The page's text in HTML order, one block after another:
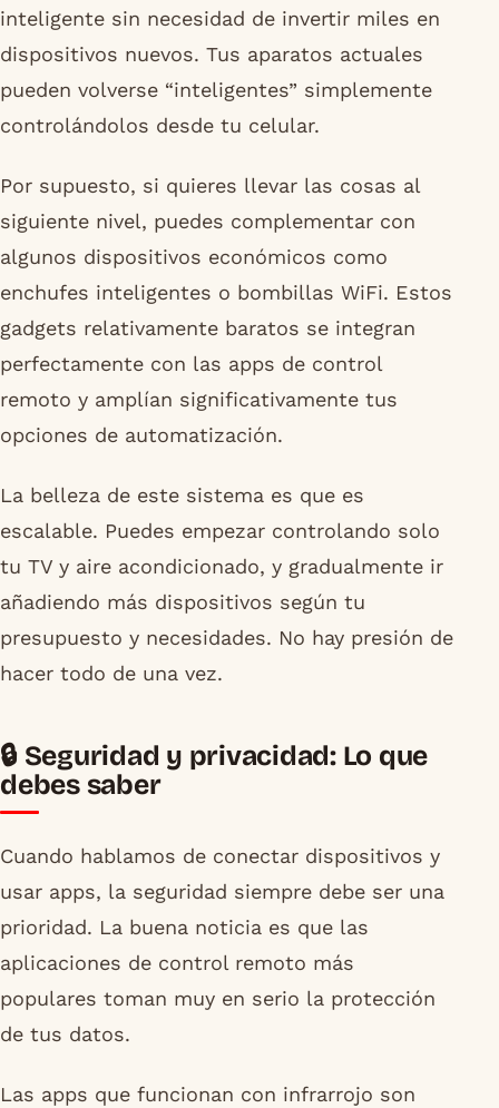
inteligente sin necesidad de invertir miles en
dispositivos nuevos. Tus aparatos actuales
pueden volverse “inteligentes” simplemente
controlándolos desde tu celular.
Por supuesto, si quieres llevar las cosas al
siguiente nivel, puedes complementar con
algunos dispositivos económicos como
enchufes inteligentes o bombillas WiFi. Estos
gadgets relativamente baratos se integran
perfectamente con las apps de control
remoto y amplían significativamente tus
opciones de automatización.
La belleza de este sistema es que es
escalable. Puedes empezar controlando solo
tu TV y aire acondicionado, y gradualmente ir
añadiendo más dispositivos según tu
presupuesto y necesidades. No hay presión de
hacer todo de una vez.
🔒 Seguridad y privacidad: Lo que
debes saber
Cuando hablamos de conectar dispositivos y
usar apps, la seguridad siempre debe ser una
prioridad. La buena noticia es que las
aplicaciones de control remoto más
populares toman muy en serio la protección
de tus datos.
Las apps que funcionan con infrarrojo son